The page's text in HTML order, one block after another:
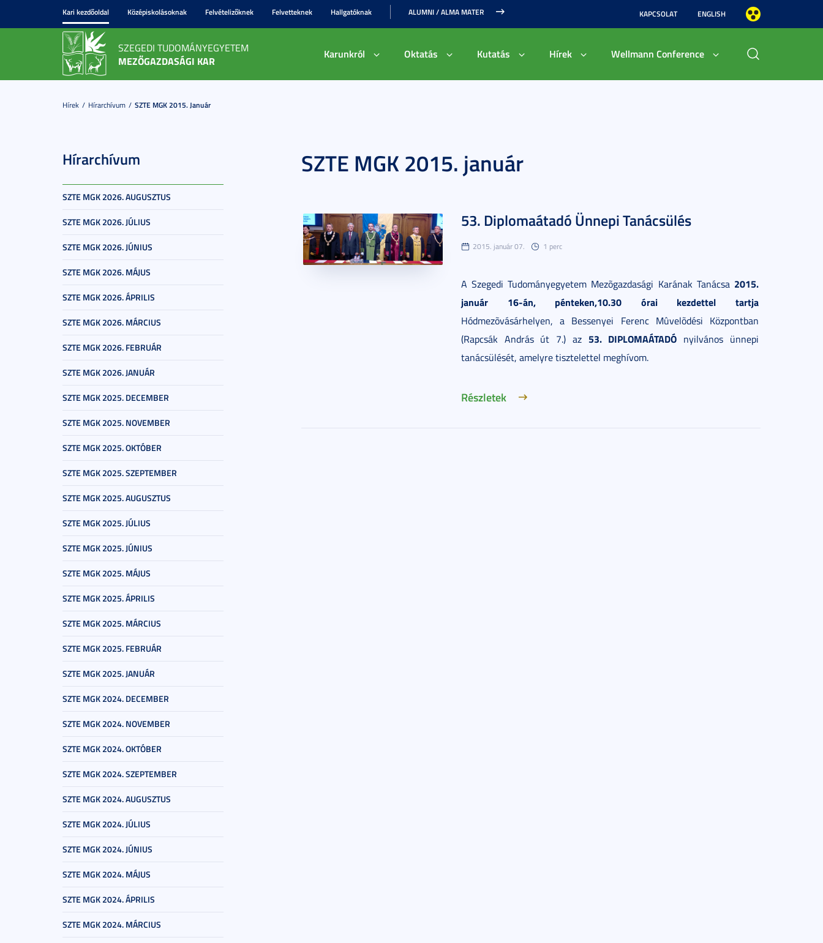
Kari kezdőoldal Középiskolásoknak Felvételizőknek Felvetteknek Hallgatóknak ALUMNI / ALMA MATER KAPCSOLAT ENGLISH
SZEGEDI TUDOMÁNYEGYETEM
MEZŐGAZDASÁGI KAR Karunkról Oktatás Kutatás Hírek Wellmann Conference
Hírek Hírarchívum SZTE MGK 2015. Január
Hírarchívum
SZTE MGK 2026. AUGUSZTUS
SZTE MGK 2026. JÚLIUS
SZTE MGK 2026. JÚNIUS
SZTE MGK 2026. MÁJUS
SZTE MGK 2026. ÁPRILIS
SZTE MGK 2026. MÁRCIUS
SZTE MGK 2026. FEBRUÁR
SZTE MGK 2026. JANUÁR
SZTE MGK 2025. DECEMBER
SZTE MGK 2025. NOVEMBER
SZTE MGK 2025. OKTÓBER
SZTE MGK 2025. SZEPTEMBER
SZTE MGK 2025. AUGUSZTUS
SZTE MGK 2025. JÚLIUS
SZTE MGK 2025. JÚNIUS
SZTE MGK 2025. MÁJUS
SZTE MGK 2025. ÁPRILIS
SZTE MGK 2025. MÁRCIUS
SZTE MGK 2025. FEBRUÁR
SZTE MGK 2025. JANUÁR
SZTE MGK 2024. DECEMBER
SZTE MGK 2024. NOVEMBER
SZTE MGK 2024. OKTÓBER
SZTE MGK 2024. SZEPTEMBER
SZTE MGK 2024. AUGUSZTUS
SZTE MGK 2024. JÚLIUS
SZTE MGK 2024. JÚNIUS
SZTE MGK 2024. MÁJUS
SZTE MGK 2024. ÁPRILIS
SZTE MGK 2024. MÁRCIUS
SZTE MGK 2015. január
53. Diplomaátadó Ünnepi Tanácsülés
2015. január 07. 1 perc
A Szegedi Tudományegyetem Mezõgazdasági Karának Tanácsa 2015.
január 16-án, pénteken,10.30 órai kezdettel tartja
Hódmezõvásárhelyen, a Bessenyei Ferenc Mûvelõdési Központban
(Rapcsák András út 7.) az 53. DIPLOMAÁTADÓ nyilvános ünnepi
tanácsülését, amelyre tisztelettel meghívom.
Részletek